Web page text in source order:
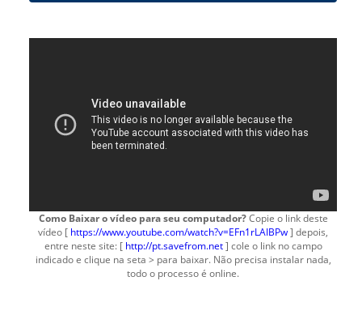
Como Baixar o vídeo para seu computador?Copie o link deste
vídeo [ https://www.youtube.com/watch?v=EFn1rLAIBPw] depois,
entre neste site: [ http://pt.savefrom.net] cole o link no campo
indicado e clique na seta > para baixar. Não precisa instalar nada,
todo o processo é online.